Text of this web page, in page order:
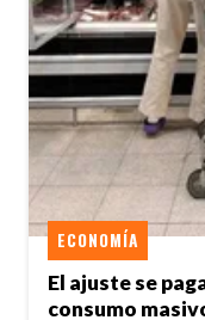
El ajuste se
consumo
ECONOMÍA